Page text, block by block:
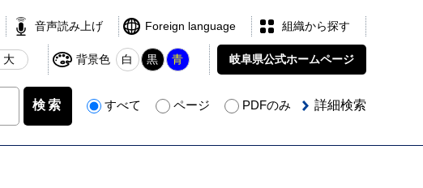
音声読み上げ Foreign language 組織から探す
大 背景色 白 黒 青 岐阜県公式ホームページ
すべて ページ PDFのみ 詳細検索